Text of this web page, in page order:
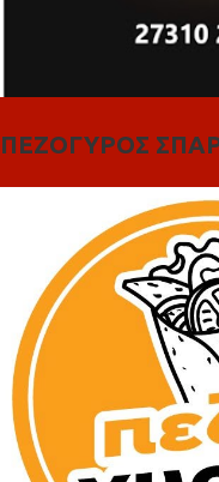
ΠΕΖΟΓΥΡΟΣ